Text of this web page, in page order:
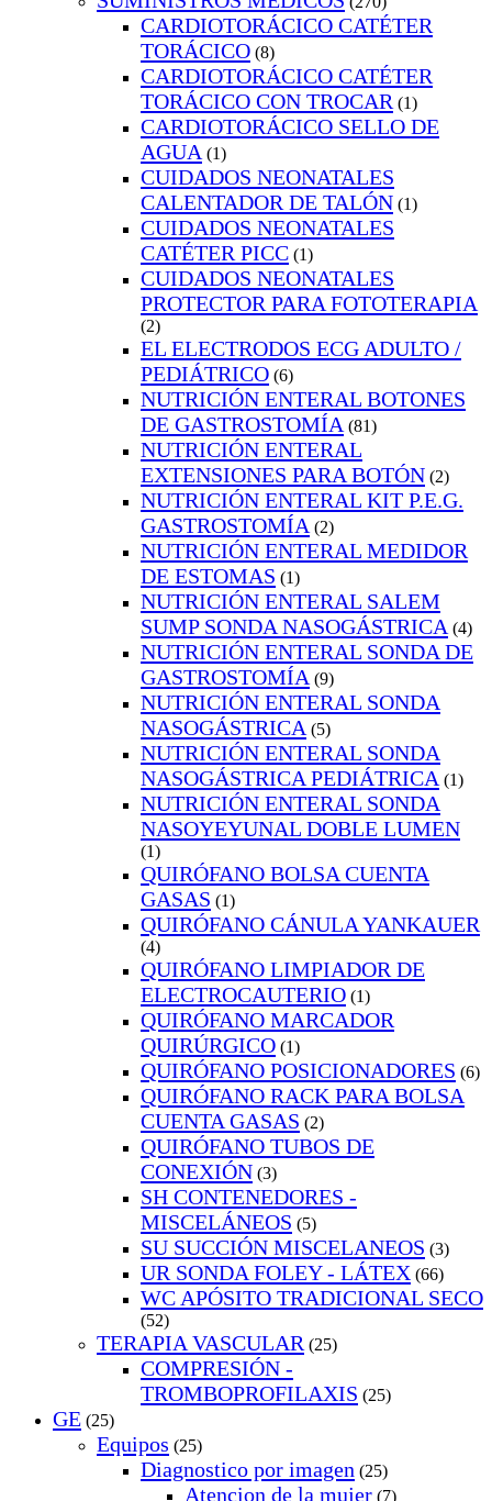
CARDIOTORÁCICO CATÉTER
TORÁCICO (8)
CARDIOTORÁCICO CATÉTER
TORÁCICO CON TROCAR (1)
CARDIOTORÁCICO SELLO DE
AGUA (1)
CUIDADOS NEONATALES
CALENTADOR DE TALÓN (1)
CUIDADOS NEONATALES
CATÉTER PICC (1)
CUIDADOS NEONATALES
PROTECTOR PARA FOTOTERAPIA
(2)
EL ELECTRODOS ECG ADULTO /
PEDIÁTRICO (6)
NUTRICIÓN ENTERAL BOTONES
DE GASTROSTOMÍA (81)
NUTRICIÓN ENTERAL
EXTENSIONES PARA BOTÓN (2)
NUTRICIÓN ENTERAL KIT P.E.G.
GASTROSTOMÍA (2)
NUTRICIÓN ENTERAL MEDIDOR
DE ESTOMAS (1)
NUTRICIÓN ENTERAL SALEM
SUMP SONDA NASOGÁSTRICA (4)
NUTRICIÓN ENTERAL SONDA DE
GASTROSTOMÍA (9)
NUTRICIÓN ENTERAL SONDA
NASOGÁSTRICA (5)
NUTRICIÓN ENTERAL SONDA
NASOGÁSTRICA PEDIÁTRICA (1)
NUTRICIÓN ENTERAL SONDA
NASOYEYUNAL DOBLE LUMEN
(1)
QUIRÓFANO BOLSA CUENTA
GASAS (1)
QUIRÓFANO CÁNULA YANKAUER
(4)
QUIRÓFANO LIMPIADOR DE
ELECTROCAUTERIO (1)
QUIRÓFANO MARCADOR
QUIRÚRGICO (1)
QUIRÓFANO POSICIONADORES (6)
QUIRÓFANO RACK PARA BOLSA
CUENTA GASAS (2)
QUIRÓFANO TUBOS DE
CONEXIÓN (3)
SH CONTENEDORES -
MISCELÁNEOS (5)
SU SUCCIÓN MISCELANEOS (3)
UR SONDA FOLEY - LÁTEX (66)
WC APÓSITO TRADICIONAL SECO
(52)
TERAPIA VASCULAR (25)
COMPRESIÓN -
TROMBOPROFILAXIS (25)
GE (25)
Equipos (25)
Diagnostico por imagen (25)
Atencion de la mujer (7)